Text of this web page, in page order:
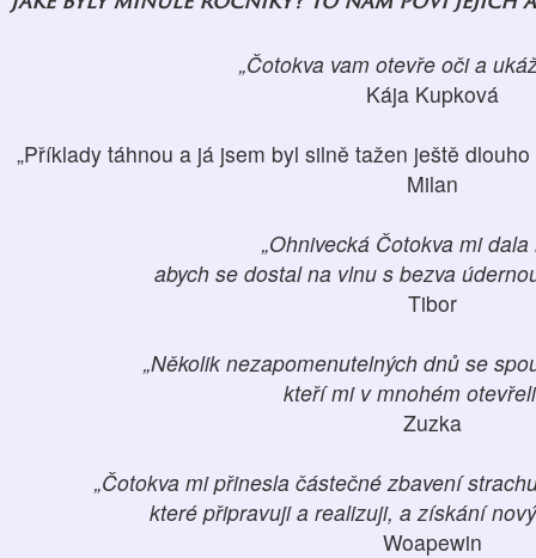
„Čotokva vam otevře oči a
Kája Kupková
„Příklady táhnou a já jsem byl silně tažen ještě
Milan
„Ohnivecká Čotokva mi
abych se dostal na vlnu s bezva
Tibor
„Několik nezapomenutelných dnů se
kteří mi v mnohém
Zuzka
„Čotokva mi přinesla částečné zbavení
které připravuji a realizuji, a získání
Woapewin